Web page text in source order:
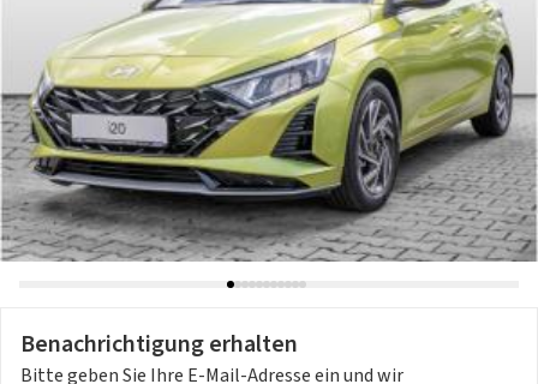
Benachrichtigung erhalten
Bitte geben Sie Ihre E-Mail-Adresse ein und wir